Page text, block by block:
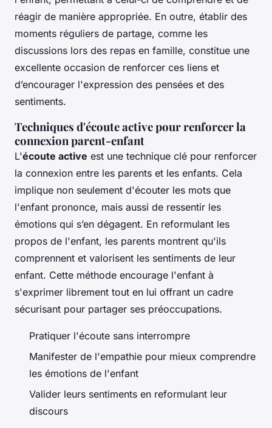
réagir de manière appropriée. En outre, établir des
moments réguliers de partage, comme les
discussions lors des repas en famille, constitue une
excellente occasion de renforcer ces liens et
d’encourager l'expression des pensées et des
sentiments.
Techniques d'écoute active pour renforcer la
connexion parent-enfant
L'écoute active est une technique clé pour renforcer
la connexion entre les parents et les enfants. Cela
implique non seulement d'écouter les mots que
l'enfant prononce, mais aussi de ressentir les
émotions qui s’en dégagent. En reformulant les
propos de l'enfant, les parents montrent qu'ils
comprennent et valorisent les sentiments de leur
enfant. Cette méthode encourage l'enfant à
s'exprimer librement tout en lui offrant un cadre
sécurisant pour partager ses préoccupations.
Pratiquer l'écoute sans interrompre
Manifester de l'empathie pour mieux comprendre
les émotions de l'enfant
Valider leurs sentiments en reformulant leur
discours